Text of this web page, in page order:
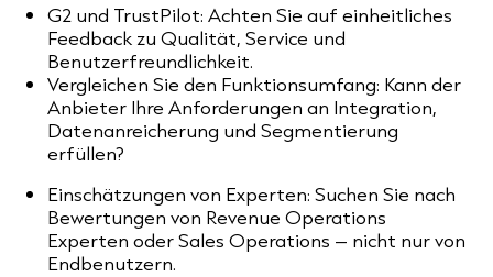
G2 und TrustPilot: Achten Sie auf einheitliches
Feedback zu Qualität, Service und
Benutzerfreundlichkeit.
Vergleichen Sie den Funktionsumfang: Kann der
Anbieter Ihre Anforderungen an Integration,
Datenanreicherung und Segmentierung
erfüllen?
Einschätzungen von Experten: Suchen Sie nach
Bewertungen von Revenue Operations
Experten oder Sales Operations – nicht nur von
Endbenutzern.